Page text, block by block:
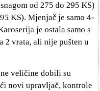
od 275 do 295 KS)
KS). Mjenjač je samo 4-
je ostala samo s
2 vrata, ali nije pušten u
veličine dobili su
novi upravljač, kontrole